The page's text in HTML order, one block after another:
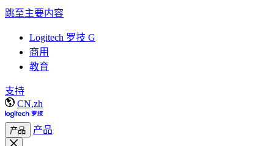
跳至主要内容
Logitech 罗技 G
商用
教育
支持
CN,zh
产品 产品